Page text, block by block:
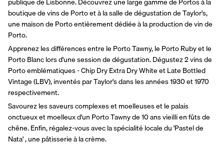
boutique de vins de Porto et à la salle de dégustation de Taylor's,
une maison de Porto entièrement dédiée à la production de vin de
Porto.
Apprenez les différences entre le Porto Tawny, le Porto Ruby et le
Porto Blanc lors d'une session de dégustation. Dégustez 2 vins de
Porto emblématiques - Chip Dry Extra Dry White et Late Bottled
Vintage (LBV), inventés par Taylor's dans les années 1930 et 1970
respectivement.
Savourez les saveurs complexes et moelleuses et le palais
onctueux et moelleux d'un Porto Tawny de 10 ans vieilli en fûts de
chêne. Enfin, régalez-vous avec la spécialité locale du 'Pastel de
Nata' , une pâtisserie à la crème.